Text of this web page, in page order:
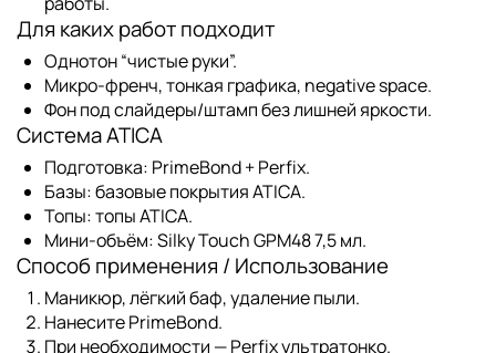
Для каких работ подходит
Однотон “чистые руки”.
Микро-френч, тонкая графика, negative space.
Фон под слайдеры/штамп без лишней яркости.
Система ATICA
Подготовка: PrimeBond+Perfix.
Базы:базовые покрытия ATICA.
Топы:топы ATICA.
Мини-объём:Silky Touch GPM48 7,5 мл.
Способ применения / Использование
Маникюр, лёгкий баф, удаление пыли.
НанеситеPrimeBond.
При необходимости —Perfixультратонко.